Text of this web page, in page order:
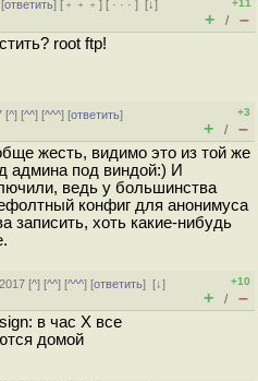
ответить] [ ﹢﹢﹢] [ · · ·][↓]
+11
+ / –
root ftp!
[^] [^^] [^^^] [ответить]
+3
+ / –
жесть, видимо это из той же
админа под виндой:) И
ведь у большинства
конфиг для анонимуса
записить, хоть какие-нибудь
[^] [^^] [^^^] [ответить][↓]
+10
+ / –
в час Х все
домой